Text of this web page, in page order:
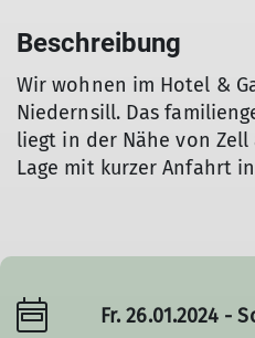
Beschreibung
Wir wohnen im Hotel &
Niedernsill. Das
liegt in der Nähe von
Lage mit kurzer Anfahrt
Fr. 26.01.2024 -